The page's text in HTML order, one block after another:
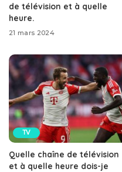
de télévision et à quelle
heure.
21 mars 2024
TV
Quelle chaîne de télévision
et à quelle heure dois-je